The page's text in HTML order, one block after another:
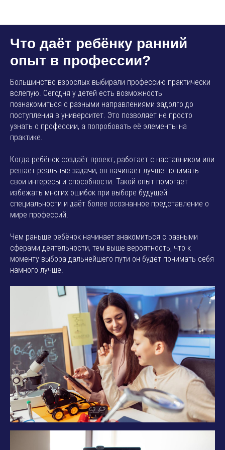
Что даёт ребёнку ранний
опыт в профессии?
Большинство взрослых выбирали профессию практически
вслепую. Сегодня у детей есть возможность
познакомиться с разными направлениями задолго до
поступления в университет. Это позволяет не просто
узнать о профессии, а попробовать её элементы на
практике.
Когда ребёнок создаёт проект, работает с наставником или
решает реальные задачи, он начинает лучше понимать
свои интересы и способности. Такой опыт помогает
избежать многих ошибок при выборе будущей
специальности и даёт более осознанное представление о
мире профессий.
Чем раньше ребёнок начинает знакомиться с разными
сферами деятельности, тем выше вероятность, что к
моменту выбора дальнейшего пути он будет понимать себя
намного лучше.